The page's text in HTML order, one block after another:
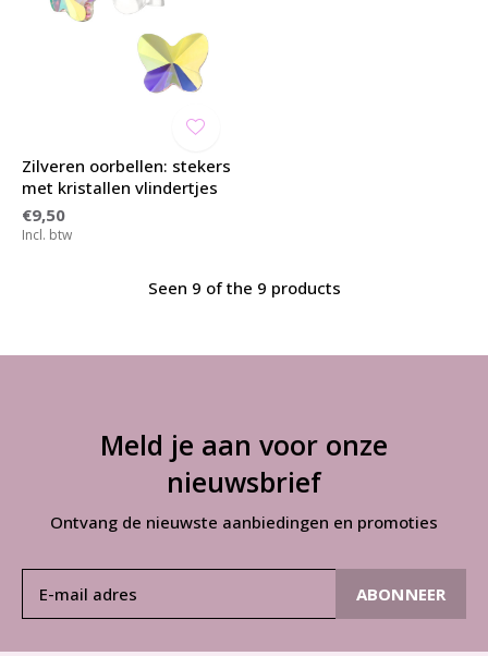
Zilveren oorbellen: stekers
met kristallen vlindertjes
€9,50
Incl. btw
Seen 9 of the 9 products
Meld je aan voor onze
nieuwsbrief
Ontvang de nieuwste aanbiedingen en promoties
ABONNEER